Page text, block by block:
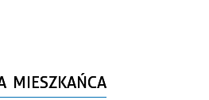
MIESZKAŃCA